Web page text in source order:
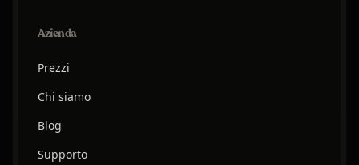
Azienda
Prezzi
Chi siamo
Blog
Supporto